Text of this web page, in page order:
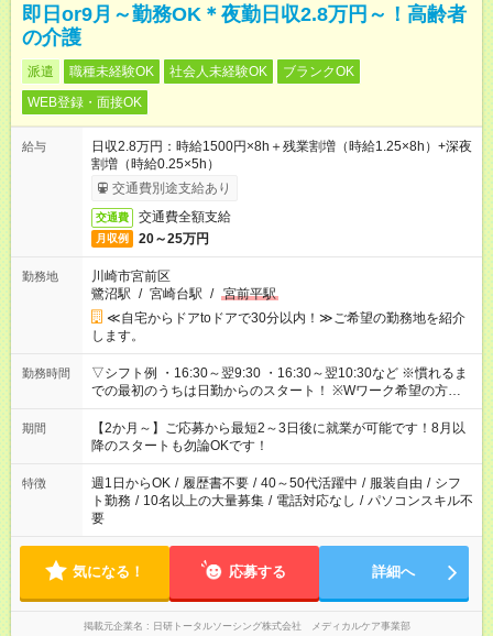
即日or9月～勤務OK＊夜勤日収2.8万円～！高齢者
の介護
派遣 職種未経験OK 社会人未経験OK
ブランクOK
WEB登録・面接OK
給与
日収2.8万円：時給1500円×8h＋残業割増（時給1.25×8h）+深夜
割増（時給0.25×5h）
交通費別途支給あり
交通費 交通費全額支給
月収例 20～25万円
勤務地
川崎市宮前区
鷺沼駅 / 宮崎台駅 / 宮前平駅
≪自宅からドアtoドアで30分以内！≫ご希望の勤務地を紹介
します。
勤務時間
▽シフト例 ・16:30～翌9:30 ・16:30～翌10:30など ※慣れるま
での最初のうちは日勤からのスタート！ ※Wワーク希望の方へ
今ご覧のお仕事で希望する勤務時間と、もう1つのお仕事の勤務
時間。 合計で週40時間を超える場合は応募できません。
期間
【2か月～】ご応募から最短2～3日後に就業が可能です！8月以
降のスタートも勿論OKです！
特徴 週1日からOK / 履歴書不要 / 40～50代活躍中 / 服装自由 / シフ
ト勤務 / 10名以上の大量募集 / 電話対応なし / パソコンスキル不
要
気になる！ 応募する 詳細へ
掲載元企業名 日研トータルソーシング株式会社 メディカルケア事業部